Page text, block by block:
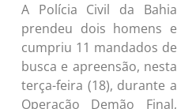
A Polícia Civil da Bahia
prendeu dois homens e
cumpriu 11 mandados de
busca e apreensão, nesta
terça-feira (18), durante a
Operação Demão Final,